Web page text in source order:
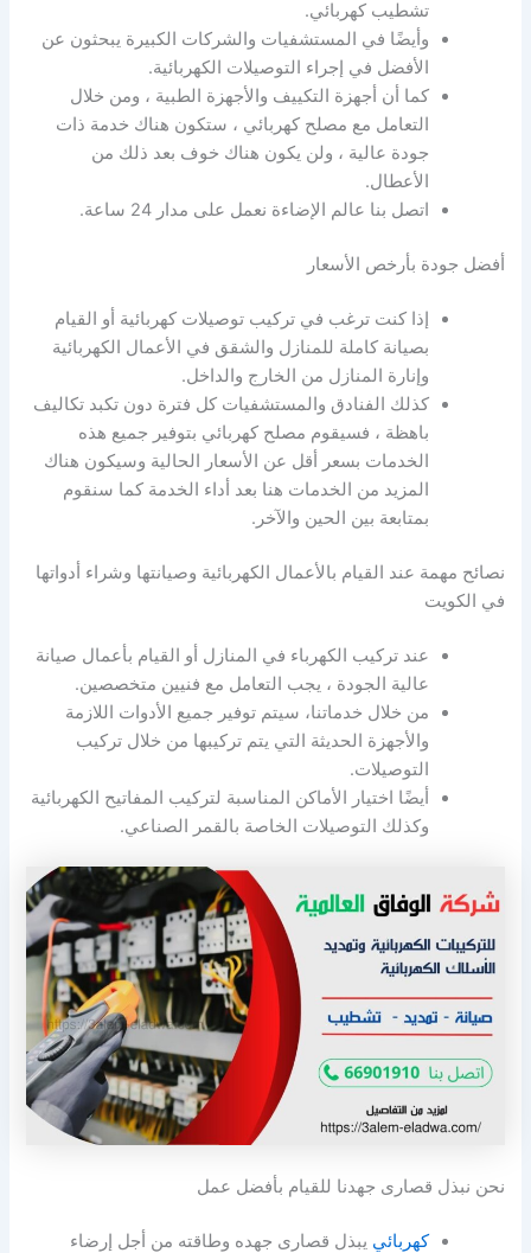
تشطيب كهربائي.
وأيضًا في المستشفيات والشركات الكبيرة يبحثون عن
الأفضل في إجراء التوصيلات الكهربائية.
كما أن أجهزة التكييف والأجهزة الطبية ، ومن خلال
التعامل مع مصلح كهربائي ، ستكون هناك خدمة ذات
جودة عالية ، ولن يكون هناك خوف بعد ذلك من
الأعطال.
اتصل بنا عالم الإضاءة نعمل على مدار 24 ساعة.
أفضل جودة بأرخص الأسعار
إذا كنت ترغب في تركيب توصيلات كهربائية أو القيام
بصيانة كاملة للمنازل والشقق في الأعمال الكهربائية
وإنارة المنازل من الخارج والداخل.
كذلك الفنادق والمستشفيات كل فترة دون تكبد تكاليف
باهظة ، فسيقوم مصلح كهربائي بتوفير جميع هذه
الخدمات بسعر أقل عن الأسعار الحالية وسيكون هناك
المزيد من الخدمات هنا بعد أداء الخدمة كما سنقوم
بمتابعة بين الحين والآخر.
نصائح مهمة عند القيام بالأعمال الكهربائية وصيانتها وشراء أدواتها
في الكويت
عند تركيب الكهرباء في المنازل أو القيام بأعمال صيانة
عالية الجودة ، يجب التعامل مع فنيين متخصصين.
من خلال خدماتنا، سيتم توفير جميع الأدوات اللازمة
والأجهزة الحديثة التي يتم تركيبها من خلال تركيب
التوصيلات.
أيضًا اختيار الأماكن المناسبة لتركيب المفاتيح الكهربائية
وكذلك التوصيلات الخاصة بالقمر الصناعي.
نحن نبذل قصارى جهدنا للقيام بأفضل عمل
كهربائي يبذل قصارى جهده وطاقته من أجل إرضاء